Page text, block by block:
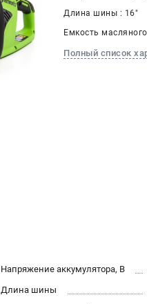
Длина шины : 16"
Емкость
Полный список
Напряжение аккумулятора, В
Длина шины